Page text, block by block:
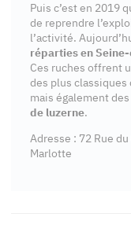
Puis c’est en 2019
de reprendre
l’activité.
réparties en
Ces ruches offrent
des plus classiques
mais également
de luzerne.
Adresse : 72 Rue
Marlotte